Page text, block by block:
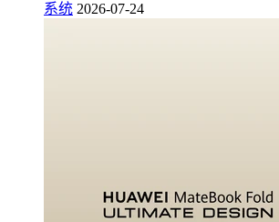
系统 2026-07-24